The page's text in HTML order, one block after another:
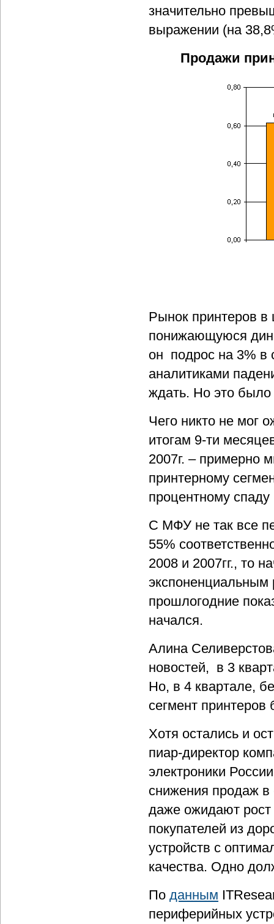
значительно
выражении (на
Продажи
Рынок принтеров в
понижающуюся
он подрос на 3% в
аналитиками
ждать. Но это было
Чего никто не мог
итогам 9-ти
2007г. – примерно
принтерному
процентному спаду
С МФУ не так все
55%
2008 и 2007гг., то
экспоненциальным
прошлогодние
начался.
Алина
новостей, в 3
Но, в 4 квартале,
сегмент
Хотя остались и
пиар-директор
электроники
снижения продаж в
даже ожидают рост
покупателей из
устройств с
качества. Одно
По данным
периферийных